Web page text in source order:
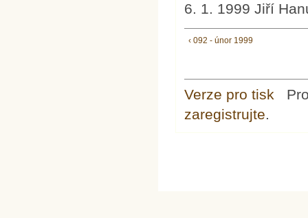
6. 1. 1999 Jiří
‹ 092 - únor 1999
Verze pro tisk
zaregistrujte.